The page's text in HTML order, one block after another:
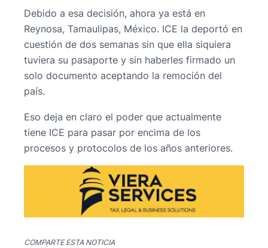
Debido a esa decisión, ahora ya está en
Reynosa, Tamaulipas, México. ICE la deportó en
cuestión de dos semanas sin que ella siquiera
tuviera su pasaporte y sin haberles firmado un
solo documento aceptando la remoción del
país.
Eso deja en claro el poder que actualmente
tiene ICE para pasar por encima de los
procesos y protocolos de los años anteriores.
COMPARTE ESTA NOTICIA